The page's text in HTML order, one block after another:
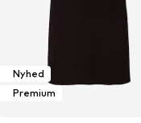
Nyhed
Premium